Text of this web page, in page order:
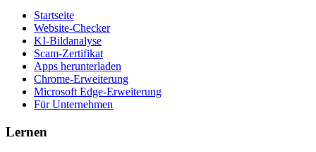
Startseite
Website-Checker
KI-Bildanalyse
Scam-Zertifikat
Apps herunterladen
Chrome-Erweiterung
Microsoft Edge-Erweiterung
Für Unternehmen
Lernen